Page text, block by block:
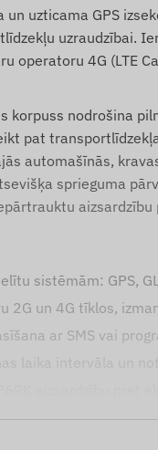
un uzticama GPS
uzraudzībai.
operatoru 4G (LTE
korpuss nodrošina
pat
automašīnās,
sprieguma
sistēmām: GPS,
2G un 4G tīklos,
ar SMS vai
laika intervāla un
aizsardzību pret
precīzai